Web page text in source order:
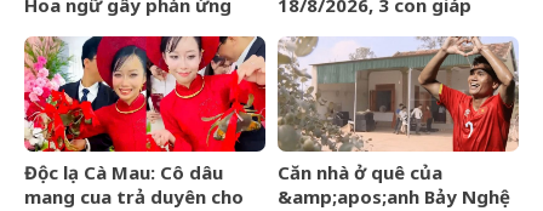
HIẾM CÓ, tiền bạc tự động
kéo về
Độc lạ Cà Mau: Cô dâu
mang cua trả duyên cho
Căn nhà ở quê của
&amp;apos;anh Bảy Nghệ